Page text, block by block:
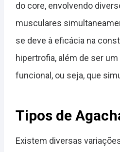
do core, envolvendo
musculares
se deve à eficácia na
hipertrofia, além de ser
funcional, ou seja, que
Tipos de
Existem diversas